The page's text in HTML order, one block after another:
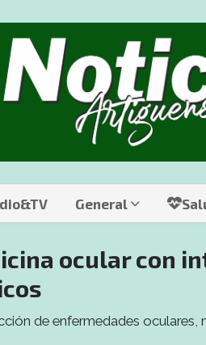
General
ocular con
de enfermedades oculares,